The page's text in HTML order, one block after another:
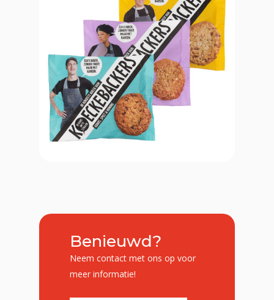
Benieuwd?
Neem contact met ons op voor
meer informatie!